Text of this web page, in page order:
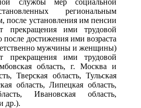
службы мер социальной
региональным
после установления им пенсии
прекращения ими трудовой
после достижения ими возраста
мужчины и женщины)
прекращения ими трудовой
область, г. Москва и
Тверская область, Тульская
область, Липецкая область,
Ивановская область,
др.).